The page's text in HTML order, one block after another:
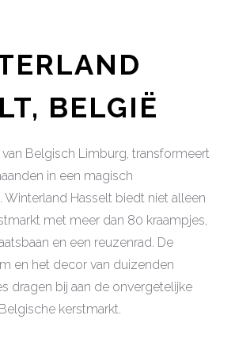
BELGIË
van Belgisch Limburg, transformeert
in een magisch
Hasselt biedt niet alleen
met meer dan 80 kraampjes,
en een reuzenrad. De
en het decor van duizenden
dragen bij aan de onvergetelijke
kerstmarkt.